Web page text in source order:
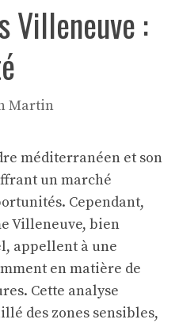
Villeneuve :
Martin
méditerranéen et son
un marché
Cependant,
Villeneuve, bien
appellent à une
en matière de
Cette analyse
des zones sensibles,